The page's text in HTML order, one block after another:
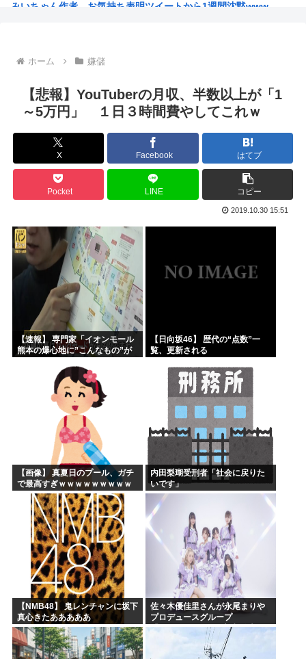
みいちゃん作者、お気持ち表明ツイートから1週間沈黙www
【画像】カノカリ女、とんでもないエ口グッズにされてしまい...
韓国人「日本には韓国みたいなドラッグストアがないので韓国...
宮崎駿「声優は娼婦のような声」←これ正論すぎるよな
バンダイナムコ決算、プリキュアが前年比大幅減少
財務省のエース、左遷
韓国人「地震で高市早苗ちゃんは北朝鮮の金正恩と比較され完...
山本五十六「明日は真珠湾攻撃か…なんやこれ、デスノート？...
【2019年】 重機の作業員が「なんだこれ」と通報した密...
高市早苗の秘書のガンステージ4はどうなったの？
アメリカ「ヤニねこは黒人をネコ娘にして黒人差別を描いた社...
維新県議、無許可で選挙カーレンタル事業 複数の維新候補が...
韓国人「現在、日本が密かに韓国からパクっているものがこち...
ホーム 嫌儲
【悲報】YouTuberの月収、半数以上が「1
～5万円」 １日３時間費やしてこれｗ
X Facebook はてブ
Pocket LINE コピー
2019.10.30 15:51
【速報】 専門家「イオンモール
熊本の爆心地に”こんなもの”が
【日向坂46】 歴代の“点数”一
覧、更新される
【画像】 真夏日のプール、ガチ
で最高すぎｗｗｗｗｗｗｗｗｗ
内田梨瑚受刑者「社会に戻りた
いです」
【NMB48】 鬼レンチャンに坂下
真心きたあああああ
佐々木優佳里さんが永尾まりや
プロデュースグループ
「WASURENA」に加入発表！
現在のグループと兼任へ【元
AKB48ゆかるん・まりやぎ】